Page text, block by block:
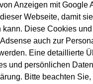
Tourismus
- Dorfurlaub
Gutscheinfür seinen
sollte bei diesem
Gewinnspiel
Anzeigen mit Google
Webseite, damit
kann. Diese Cookies
auch zur
Eine detaillierte
und persönlichen
Bitte beachten Sie,